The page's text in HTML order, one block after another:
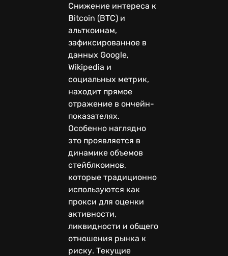
Снижение интереса к
Bitcoin (BTC) и
альткоинам,
зафиксированное в
данных Google,
Wikipedia и
социальных метрик,
находит прямое
отражение в ончейн-
показателях.
Особенно наглядно
это проявляется в
динамике объемов
стейблкоинов,
которые традиционно
используются как
прокси для оценки
активности,
ликвидности и общего
отношения рынка к
риску. Текущие